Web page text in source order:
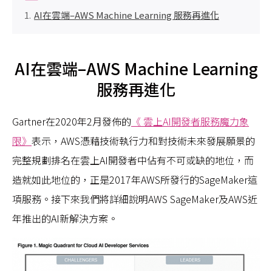
AI在雲端–AWS Machine Learning 服務再進化
AI在雲端–AWS Machine Learning
服務再進化
Gartner在2020年2月發佈的 《 雲上AI開發者服務魔力象
限》 表示，AWS憑藉技術執行力和對技術未來發展願景的
完整規劃排名在雲上AI開發者中佔有不可或缺的地位，而
造就如此地位的，正是2017年AWS所發行的SageMaker這
項服務。接下來我們將詳細說明AWS SageMaker及AWS近
年推出的AI新解決方案。